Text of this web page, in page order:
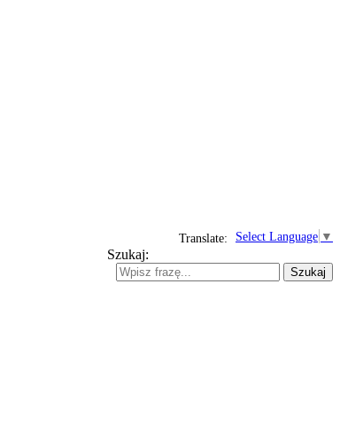
Select Language ▼
Translate:
Szukaj:
Szukaj